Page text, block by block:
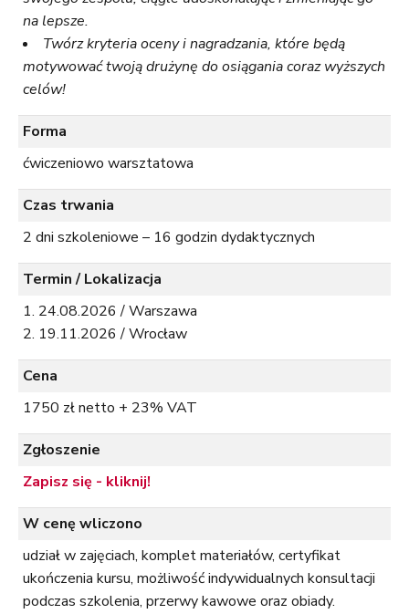
na lepsze.
Twórz kryteria oceny i nagradzania, które będą
motywować twoją drużynę do osiągania coraz wyższych
celów!
Forma
ćwiczeniowo warsztatowa
Czas trwania
2 dni szkoleniowe – 16 godzin dydaktycznych
Termin / Lokalizacja
24.08.2026 / Warszawa
19.11.2026 / Wrocław
Cena
1750 zł netto + 23% VAT
Zgłoszenie
Zapisz się - kliknij!
W cenę wliczono
udział w zajęciach, komplet materiałów, certyfikat
ukończenia kursu, możliwość indywidualnych konsultacji
podczas szkolenia, przerwy kawowe oraz obiady.